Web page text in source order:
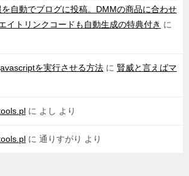
自動でブログに投稿。DMMの商品に合わせ
イトリンクコードも自動生成の特典付き に
を実行させる方法 に 賢威と言えばマ
に よし より
に 通りすがり より